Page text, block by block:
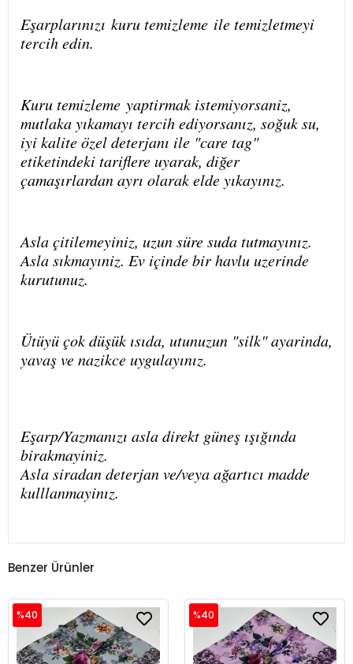
Eşarplarınızı kuru temizleme ile temizletmeyi
tercih edin.
Kuru temizleme yaptirmak istemiyorsaniz,
mutlaka yıkamayı tercih ediyorsanız, soğuk su,
iyi kalite özel deterjanı ile "care tag"
etiketindeki tariflere uyarak, diğer
çamaşırlardan ayrı olarak elde yıkayınız.
Asla çitilemeyiniz, uzun süre suda tutmayınız.
Asla sıkmayıniz. Ev içinde bir havlu uzerinde
kurutunuz.
Ütüyü çok düşük ısıda, utunuzun "silk" ayarinda,
yavaş ve nazikce uygulayınız.
Eşarp/Yazmanızı asla direkt güneş ışığında
birakmayiniz.
Asla siradan deterjan ve/veya ağartıcı madde
kulllanmayinız.
Benzer Ürünler
%40 %40